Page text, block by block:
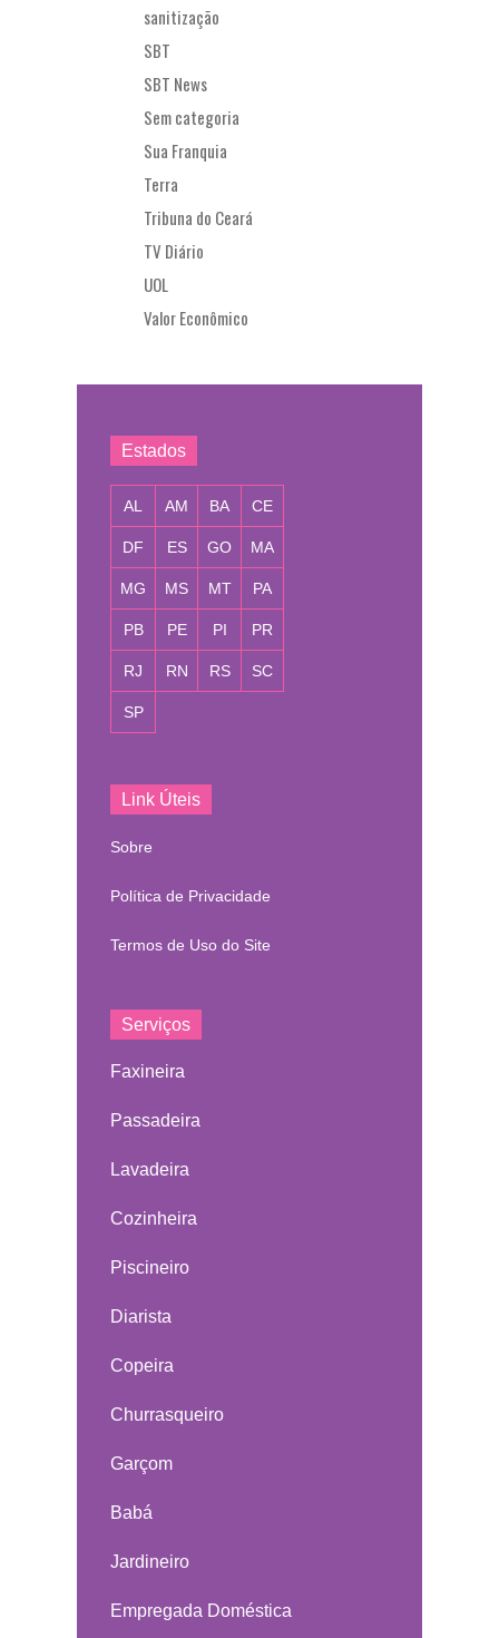
sanitização
SBT
SBT News
Sem categoria
Sua Franquia
Terra
Tribuna do Ceará
TV Diário
UOL
Valor Econômico
Estados
AL AM BA CE
DF ES GO MA
MG MS MT PA
PB PE PI PR
RJ RN RS SC
SP
Link Úteis
Sobre
Política de Privacidade
Termos de Uso do Site
Serviços
Faxineira
Passadeira
Lavadeira
Cozinheira
Piscineiro
Diarista
Copeira
Churrasqueiro
Garçom
Babá
Jardineiro
Empregada Doméstica